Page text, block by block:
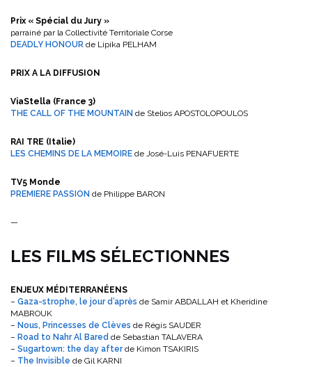
Prix « Spécial du Jury »
parrainé par la Collectivité Territoriale Corse
DEADLY HONOUR de Lipika PELHAM
PRIX A LA DIFFUSION
ViaStella (France 3)
THE CALL OF THE MOUNTAIN de Stelios APOSTOLOPOULOS
RAI TRE (Italie)
LES CHEMINS DE LA MEMOIRE de José-Luis PENAFUERTE
TV5 Monde
PREMIERE PASSION de Philippe BARON
—
LES FILMS SÉLECTIONNES
ENJEUX MÉDITERRANÉENS
– Gaza-strophe, le jour d’après de Samir ABDALLAH et Kheridine
MABROUK
– Nous, Princesses de Clèves de Régis SAUDER
– Road to Nahr Al Bared de Sebastian TALAVERA
– Sugartown: the day afterde Kimon TSAKIRIS
– The Invisible de Gil KARNI